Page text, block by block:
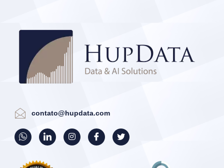
contato@hupdata.com